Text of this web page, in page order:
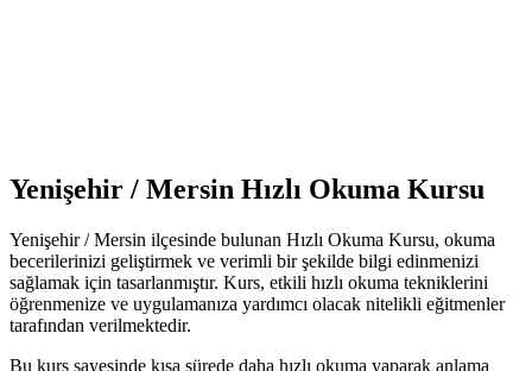
Yenişehir / Mersin Hızlı Okuma Kursu
Yenişehir / Mersin ilçesinde bulunan Hızlı Okuma Kursu, okuma
becerilerinizi geliştirmek ve verimli bir şekilde bilgi edinmenizi
sağlamak için tasarlanmıştır. Kurs, etkili hızlı okuma tekniklerini
öğrenmenize ve uygulamanıza yardımcı olacak nitelikli eğitmenler
tarafından verilmektedir.
Bu kurs sayesinde kısa sürede daha hızlı okuma yaparak anlama